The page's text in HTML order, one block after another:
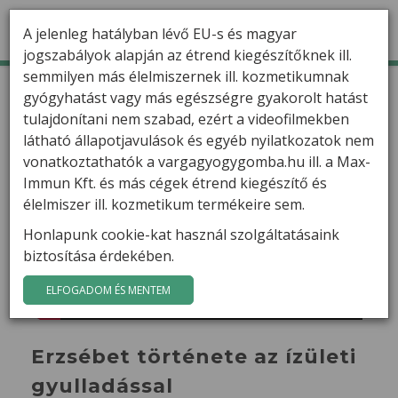
TERMÉKEK
HÍREK
VARGA GÁBOR
FILMEK
GYÓGYGOMBÁK
KAPCSOLAT
Kezdőlap
Filmek
Erzsébet története az ízületi gyulladással
Erzsébet története az ízületi
gyulladással
A jelenleg hatályban lévő EU-s és magyar
jogszabályok alapján az étrend kiegészítőknek ill.
semmilyen más élelmiszernek ill. kozmetikumnak
gyógyhatást vagy más egészségre gyakorolt hatást
tulajdonítani nem szabad, ezért a videofilmekben
látható állapotjavulások és egyéb nyilatkozatok nem
vonatkoztathatók a vargagyogygomba.hu ill. a Max-
Immun Kft. és más cégek étrend kiegészítő és
élelmiszer ill. kozmetikum termékeire sem.
Honlapunk cookie-kat használ szolgáltatásaink
biztosítása érdekében.
ELFOGADOM ÉS MENTEM